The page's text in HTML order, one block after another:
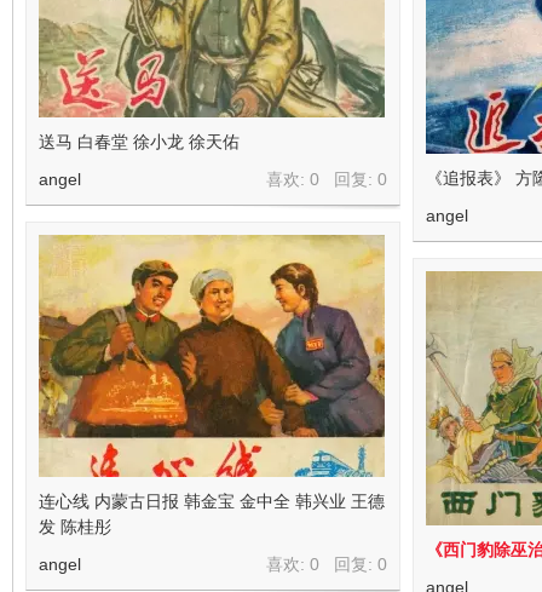
送马 白春堂 徐小龙 徐天佑
喜欢: 0 回复: 0
angel
《追报表》 方
angel
连心线 内蒙古日报 韩金宝 金中全 韩兴业 王德
发 陈桂彤
喜欢: 0 回复: 0
angel
《西门豹除巫
angel